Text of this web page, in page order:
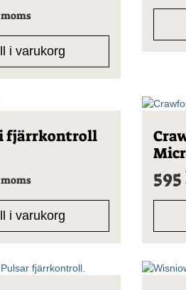
i varukorg
fjärrkontroll
i varukorg
595